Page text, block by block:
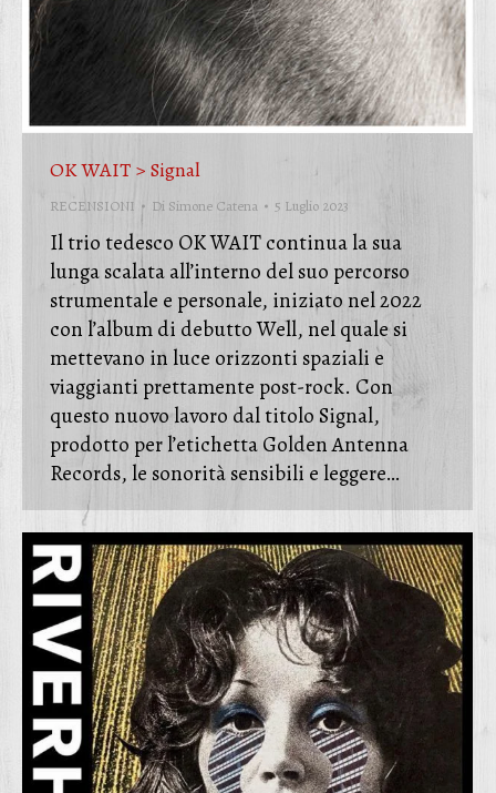
OK WAIT > Signal
RECENSIONI Di Simone Catena 5 Luglio 2023
Il trio tedesco OK WAIT continua la sua
lunga scalata all’interno del suo percorso
strumentale e personale, iniziato nel 2022
con l’album di debutto Well, nel quale si
mettevano in luce orizzonti spaziali e
viaggianti prettamente post-rock. Con
questo nuovo lavoro dal titolo Signal,
prodotto per l’etichetta Golden Antenna
Records, le sonorità sensibili e leggere…